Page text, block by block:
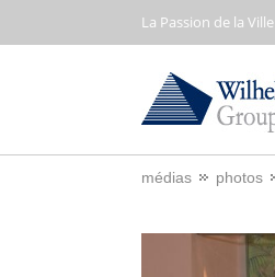
La Passion de la Ville
médias photos